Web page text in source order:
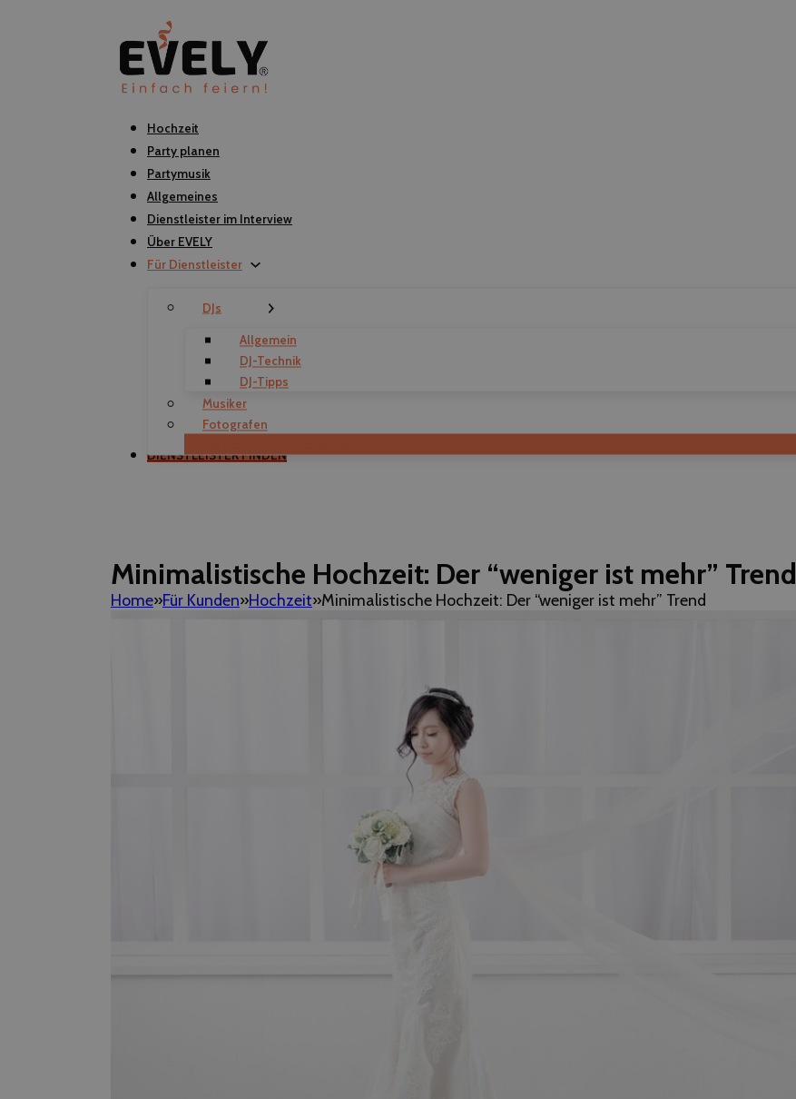
Hochzeit
Party planen
Partymusik
Allgemeines
Dienstleister im Interview
Über EVELY
Für Dienstleister
DJs
Allgemein
DJ-Technik
DJ-Tipps
Musiker
Fotografen
DIENSTLEISTER FINDEN
Minimalistische Hochzeit: Der “weniger ist mehr” Trend
Home Für Kunden Hochzeit Minimalistische Hochzeit: Der “weniger ist mehr” Trend